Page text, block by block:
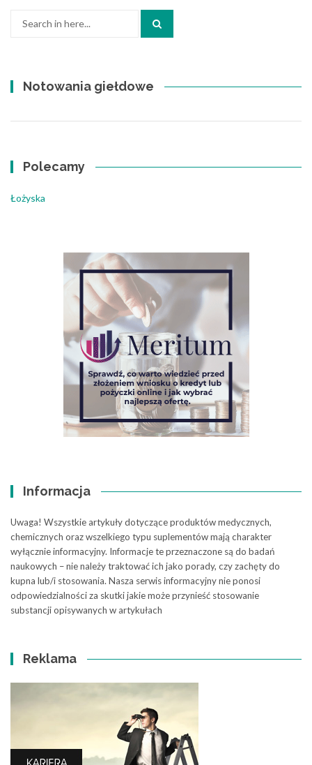
Notowania giełdowe
Polecamy
Łożyska
Informacja
Uwaga! Wszystkie artykuły dotyczące produktów medycznych,
chemicznych oraz wszelkiego typu suplementów mają charakter
wyłącznie informacyjny. Informacje te przeznaczone są do badań
naukowych – nie należy traktować ich jako porady, czy zachęty do
kupna lub/i stosowania. Nasza serwis informacyjny nie ponosi
odpowiedzialności za skutki jakie może przynieść stosowanie
substancji opisywanych w artykułach
Reklama